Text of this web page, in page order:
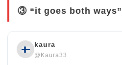
③ “it goes both ways”
kaura
@Kaura33